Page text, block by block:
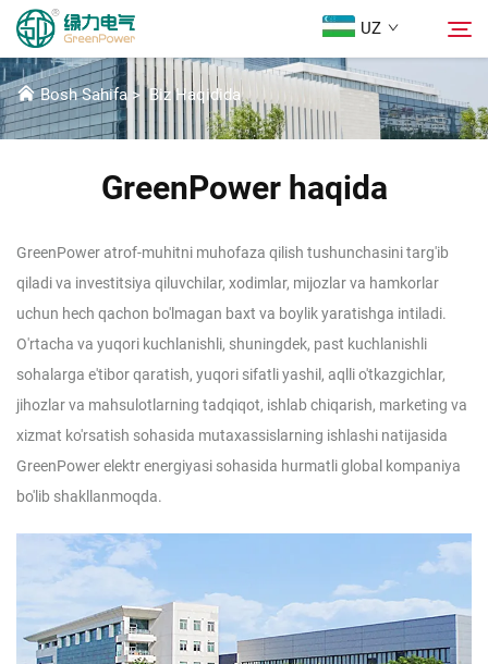
UZ
Mahsulotlar
Yangiliklar
Biz Haqidida
Yuklab Olish
Biz bilan bog'lanish
BIZ HAQIMIZDA
Bosh Sahifa >Biz Haqidida
GreenPower haqida
GreenPower atrof-muhitni muhofaza qilish tushunchasini targ'ib
qiladi va investitsiya qiluvchilar, xodimlar, mijozlar va hamkorlar
uchun hech qachon bo'lmagan baxt va boylik yaratishga intiladi.
O'rtacha va yuqori kuchlanishli, shuningdek, past kuchlanishli
sohalarga e'tibor qaratish, yuqori sifatli yashil, aqlli o'tkazgichlar,
jihozlar va mahsulotlarning tadqiqot, ishlab chiqarish, marketing va
xizmat ko'rsatish sohasida mutaxassislarning ishlashi natijasida
GreenPower elektr energiyasi sohasida hurmatli global kompaniya
bo'lib shakllanmoqda.